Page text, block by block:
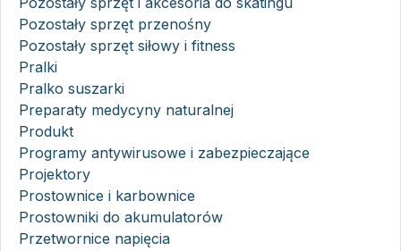
Pozostały sprzęt przenośny
Pozostały sprzęt siłowy i fitness
Pralki
Pralko suszarki
Preparaty medycyny naturalnej
Produkt
Programy antywirusowe i zabezpieczające
Projektory
Prostownice i karbownice
Prostowniki do akumulatorów
Przetwornice napięcia